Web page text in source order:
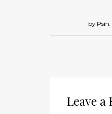
by Psih.
Leave a